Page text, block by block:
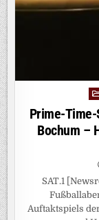
Prime-
Bochum –
SAT.1
Auftaktspiels